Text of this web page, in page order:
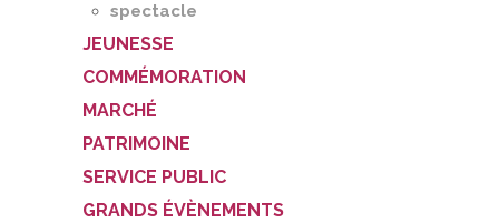
spectacle
JEUNESSE
COMMÉMORATION
MARCHÉ
PATRIMOINE
SERVICE PUBLIC
GRANDS ÉVÈNEMENTS